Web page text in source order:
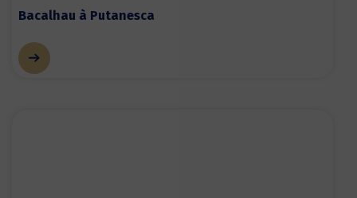
Bacalhau à Putanesca